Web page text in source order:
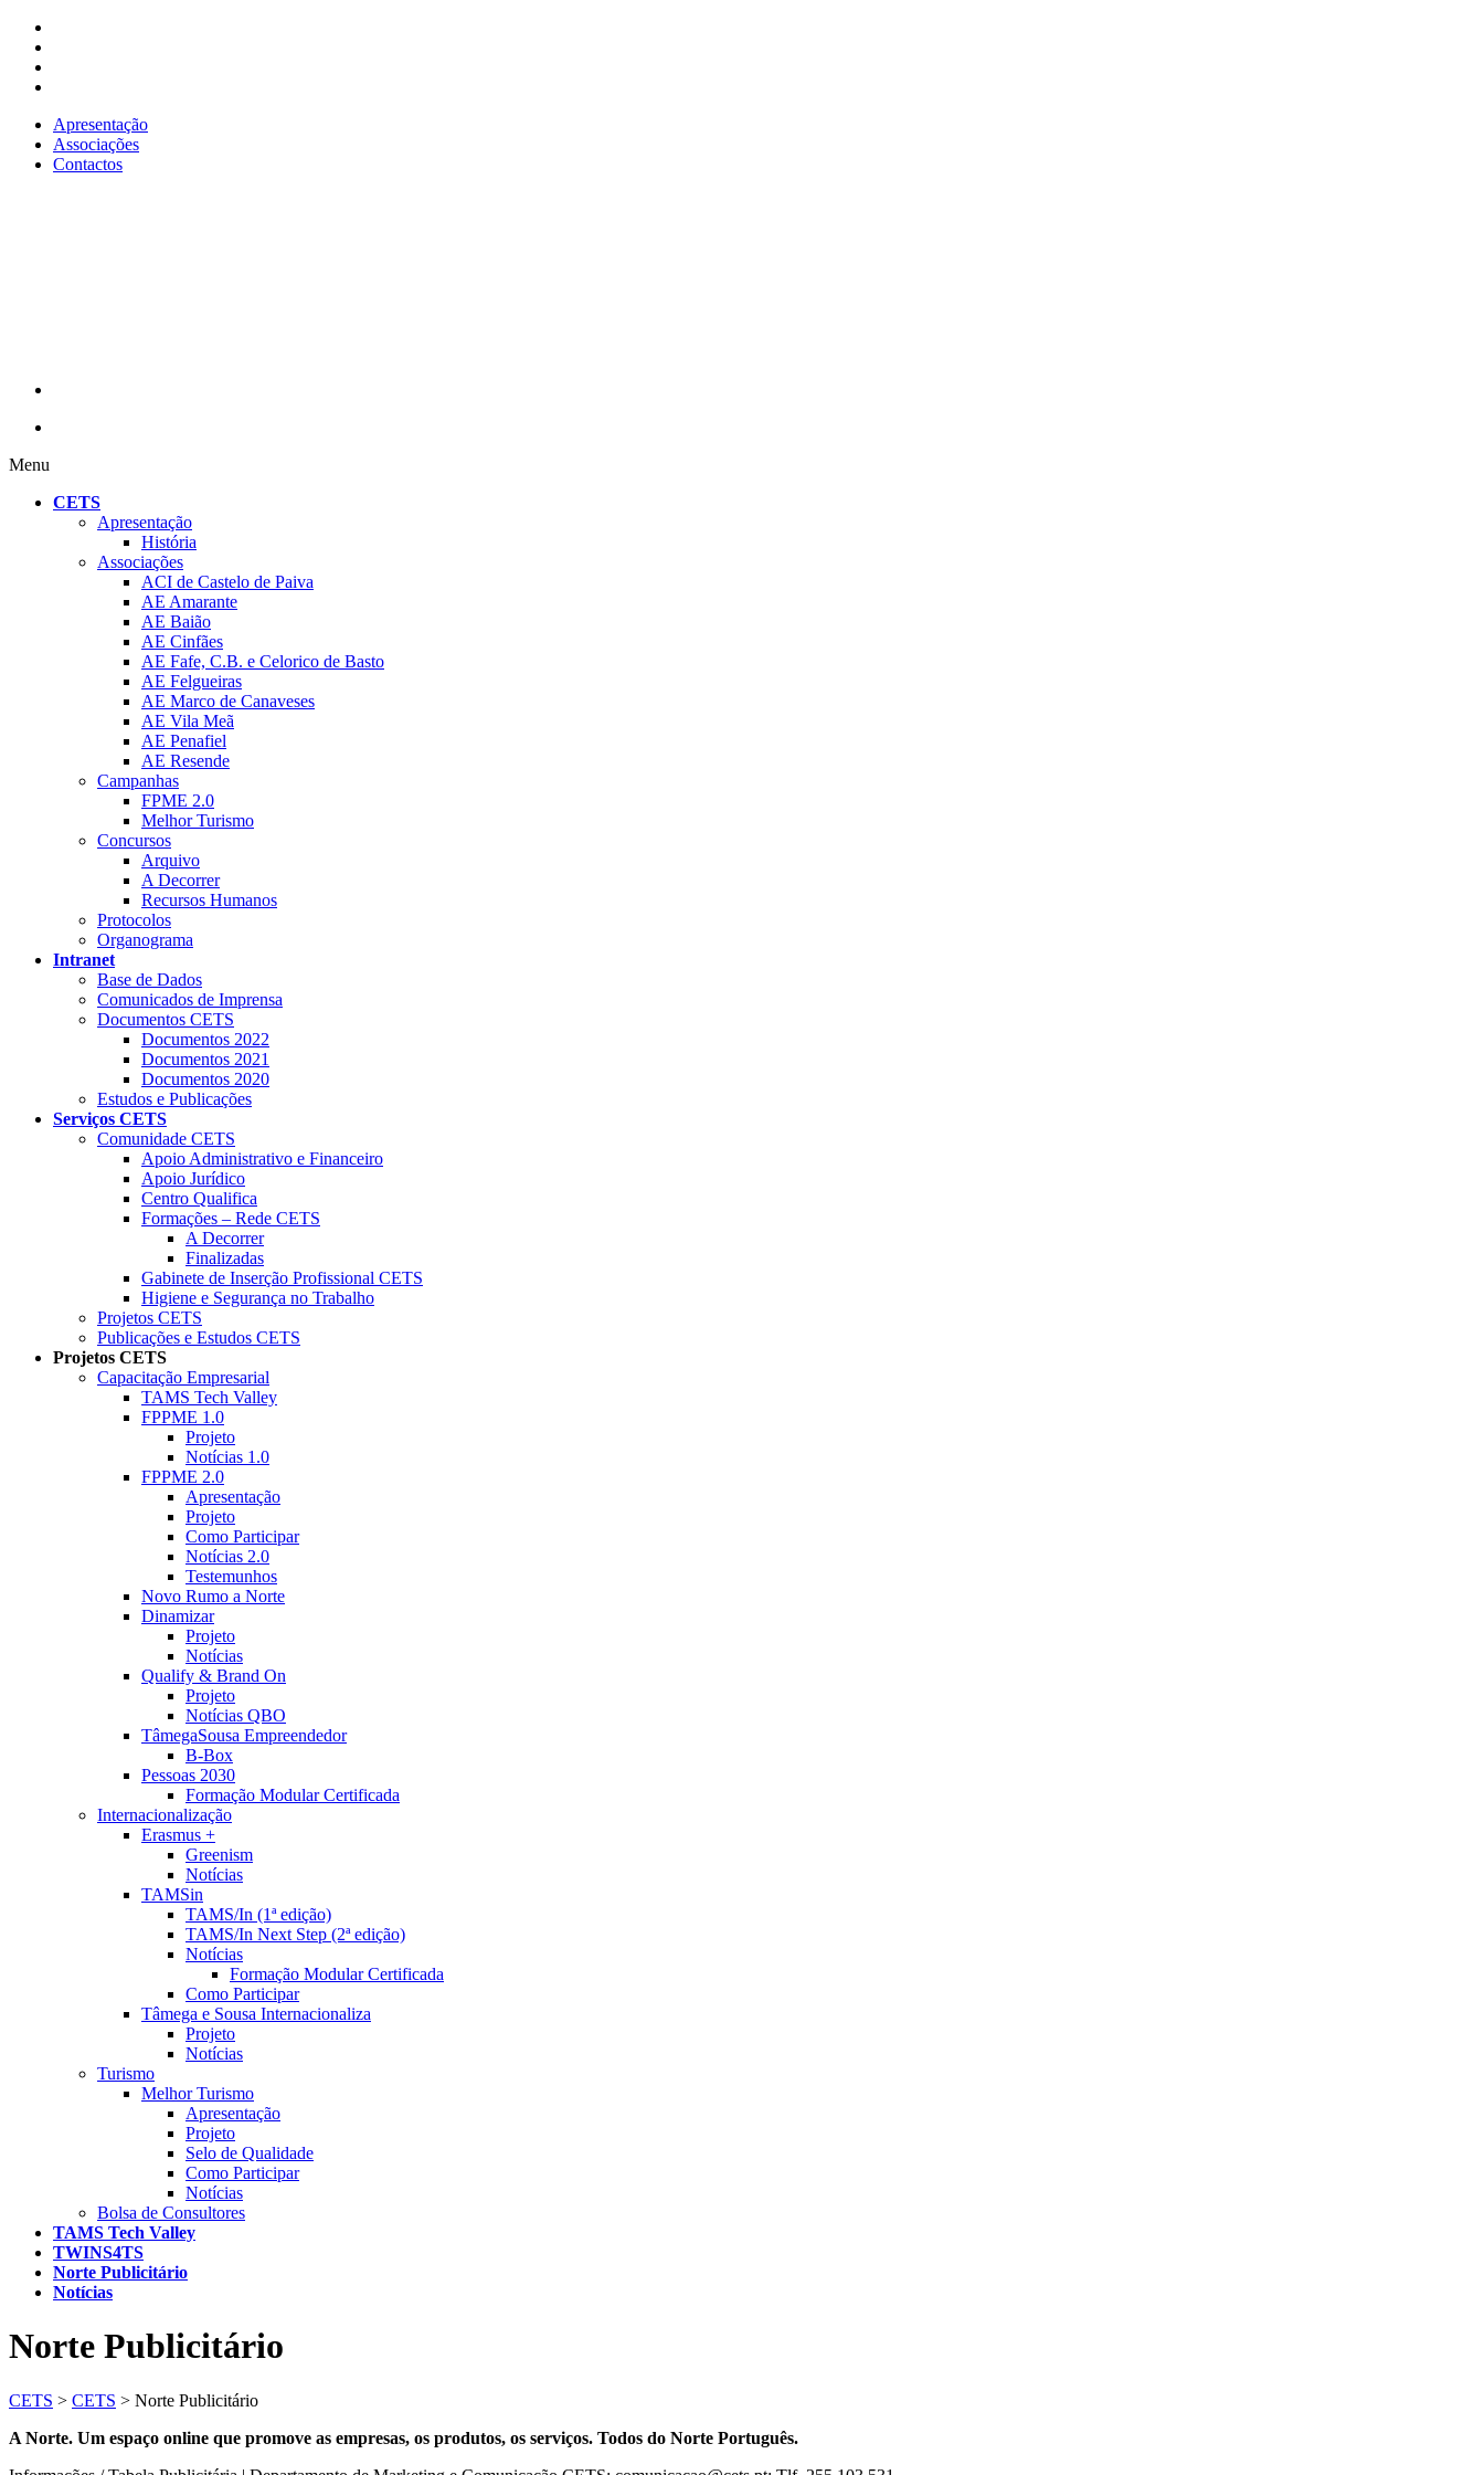
Apresentação
Associações
Contactos
Menu
CETS
Apresentação
História
Associações
ACI de Castelo de Paiva
AE Amarante
AE Baião
AE Cinfães
AE Fafe, C.B. e Celorico de Basto
AE Felgueiras
AE Marco de Canaveses
AE Vila Meã
AE Penafiel
AE Resende
Campanhas
FPME 2.0
Melhor Turismo
Concursos
Arquivo
A Decorrer
Recursos Humanos
Protocolos
Organograma
Intranet
Base de Dados
Comunicados de Imprensa
Documentos CETS
Documentos 2022
Documentos 2021
Documentos 2020
Estudos e Publicações
Serviços CETS
Comunidade CETS
Apoio Administrativo e Financeiro
Apoio Jurídico
Centro Qualifica
Formações – Rede CETS
A Decorrer
Finalizadas
Gabinete de Inserção Profissional CETS
Higiene e Segurança no Trabalho
Projetos CETS
Publicações e Estudos CETS
Projetos CETS
Capacitação Empresarial
TAMS Tech Valley
FPPME 1.0
Projeto
Notícias 1.0
FPPME 2.0
Apresentação
Projeto
Como Participar
Notícias 2.0
Testemunhos
Novo Rumo a Norte
Dinamizar
Projeto
Notícias
Qualify & Brand On
Projeto
Notícias QBO
TâmegaSousa Empreendedor
B-Box
Pessoas 2030
Formação Modular Certificada
Internacionalização
Erasmus +
Greenism
Notícias
TAMSin
TAMS/In (1ª edição)
TAMS/In Next Step (2ª edição)
Notícias
Formação Modular Certificada
Como Participar
Tâmega e Sousa Internacionaliza
Projeto
Notícias
Turismo
Melhor Turismo
Apresentação
Projeto
Selo de Qualidade
Como Participar
Notícias
Bolsa de Consultores
TAMS Tech Valley
TWINS4TS
Norte Publicitário
Notícias
Norte Publicitário
CETS > CETS > Norte Publicitário
A Norte. Um espaço online que promove as empresas, os produtos, os serviços. Todos do Norte Português.